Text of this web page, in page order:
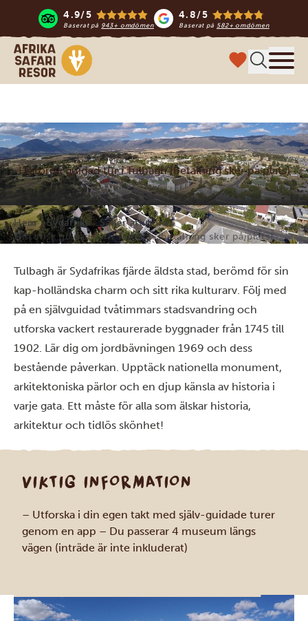
4.9/5
Baserat på 943+ omdömen
4.8/5
Baserat på 582+ omdömen
Safari-resor i Afrika
Historisk guidad tur i Tulbagh (betalning sker på plats)
Hem Sydafrika
Saker att göra
Historisk guidad tur i Tulbagh (betalning sker på plats)
Tulbagh är Sydafrikas fjärde äldsta stad, berömd för sin
kap-holländska charm och sitt rika kulturarv. Följ med
på en självguidad tvåtimmars stadsvandring och
utforska vackert restaurerade byggnader från 1745 till
1902. Lär dig om jordbävningen 1969 och dess
bestående påverkan. Upptäck nationella monument,
arkitektoniska pärlor och en djup känsla av historia i
varje gata. Ett måste för alla som älskar historia,
arkitektur och tidlös skönhet!
VIKTIG INFORMATION
– Utforska i din egen takt med själv-guidade turer
genom en app – Du passerar 4 museum längs
vägen (inträde är inte inkluderat)